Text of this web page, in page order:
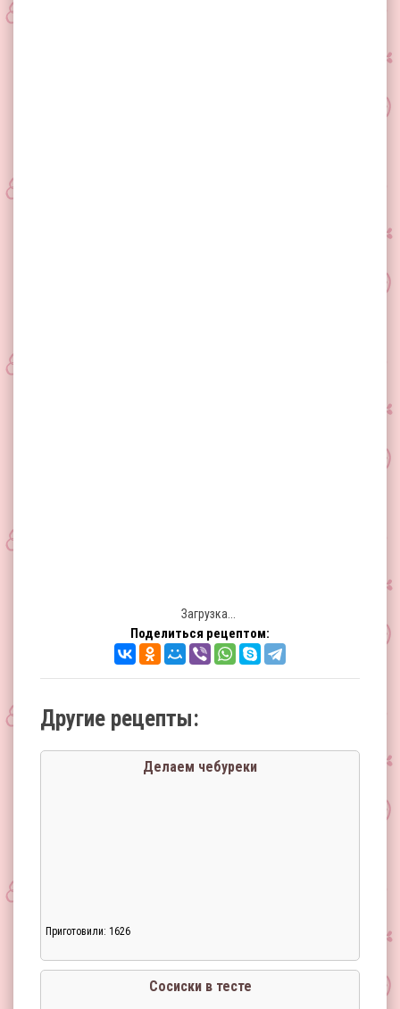
Загрузка...
Поделиться рецептом:
Другие рецепты:
Делаем чебуреки
Приготовили: 1626
Сосиски в тесте